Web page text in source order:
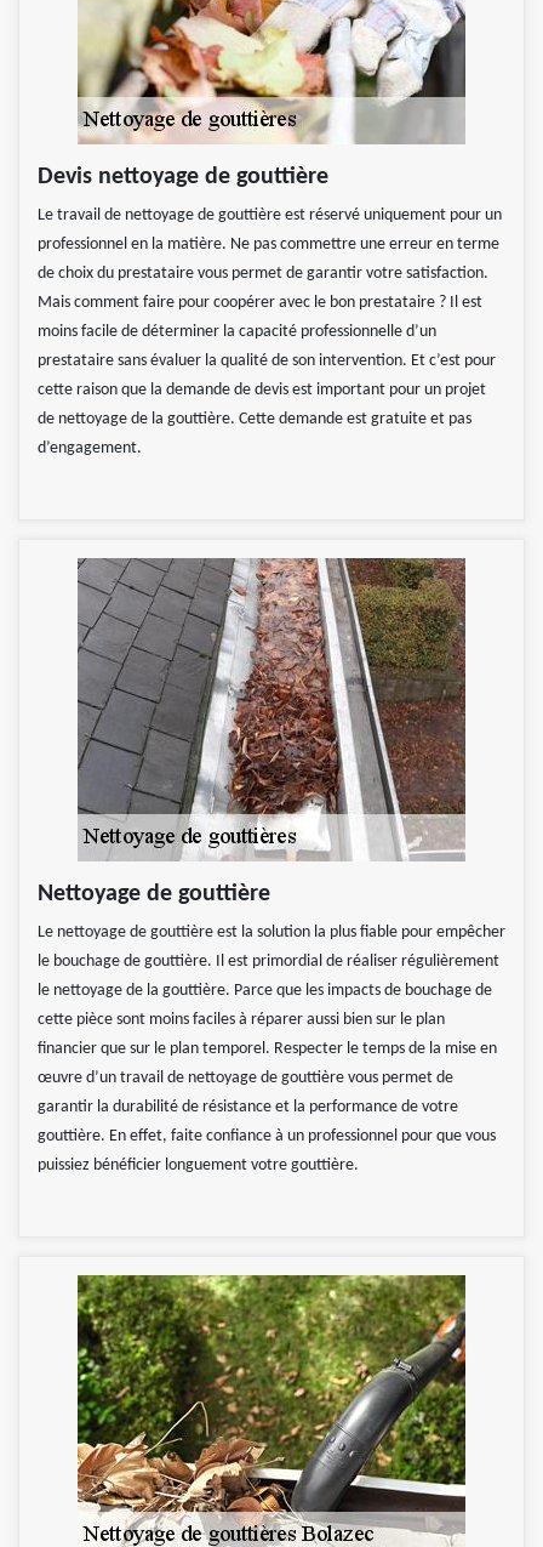
Devis nettoyage de gouttière
Le travail de nettoyage de gouttière est réservé uniquement pour un
professionnel en la matière. Ne pas commettre une erreur en terme
de choix du prestataire vous permet de garantir votre satisfaction.
Mais comment faire pour coopérer avec le bon prestataire ? Il est
moins facile de déterminer la capacité professionnelle d’un
prestataire sans évaluer la qualité de son intervention. Et c’est pour
cette raison que la demande de devis est important pour un projet
de nettoyage de la gouttière. Cette demande est gratuite et pas
d’engagement.
Nettoyage de gouttière
Le nettoyage de gouttière est la solution la plus fiable pour empêcher
le bouchage de gouttière. Il est primordial de réaliser régulièrement
le nettoyage de la gouttière. Parce que les impacts de bouchage de
cette pièce sont moins faciles à réparer aussi bien sur le plan
financier que sur le plan temporel. Respecter le temps de la mise en
œuvre d’un travail de nettoyage de gouttière vous permet de
garantir la durabilité de résistance et la performance de votre
gouttière. En effet, faite confiance à un professionnel pour que vous
puissiez bénéficier longuement votre gouttière.